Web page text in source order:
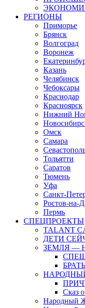
РЕГИОНЫ
Приморье
Брянск
Волгоград
Воронеж
Казань
Челябинск
Чебоксары
Краснодар
Красноярск
Нижний
Омск
Самара
Тольятти
Саратов
Тюмень
Уфа
Санкт-
Ростов-на-
Пермь
СПЕЦПРОЕКТЫ
TALANT
ДЕТИ
ЗЕМЛЯ —
Сказ
Народный